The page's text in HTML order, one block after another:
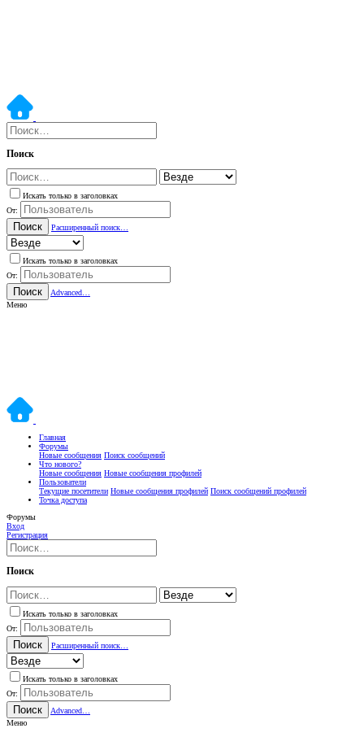
Поиск
Искать только в заголовках
От:
Поиск Расширенный поиск…
Искать только в заголовках
От:
Поиск
Advanced…
Меню
Главная
Форумы
Новые сообщения Поиск сообщений
Что нового?
Новые сообщения Новые сообщения профилей
Пользователи
Текущие посетители Новые сообщения профилей Поиск сообщений профилей
Точка доступа
Форумы
Вход
Регистрация
Поиск
Искать только в заголовках
От:
Поиск Расширенный поиск…
Искать только в заголовках
От:
Поиск
Advanced…
Меню